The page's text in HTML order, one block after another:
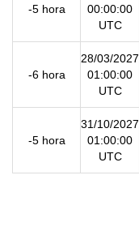
-5 hora
00:00:00
UTC
-6 hora
28/03/2027
01:00:00
UTC
-5 hora
31/10/2027
01:00:00
UTC